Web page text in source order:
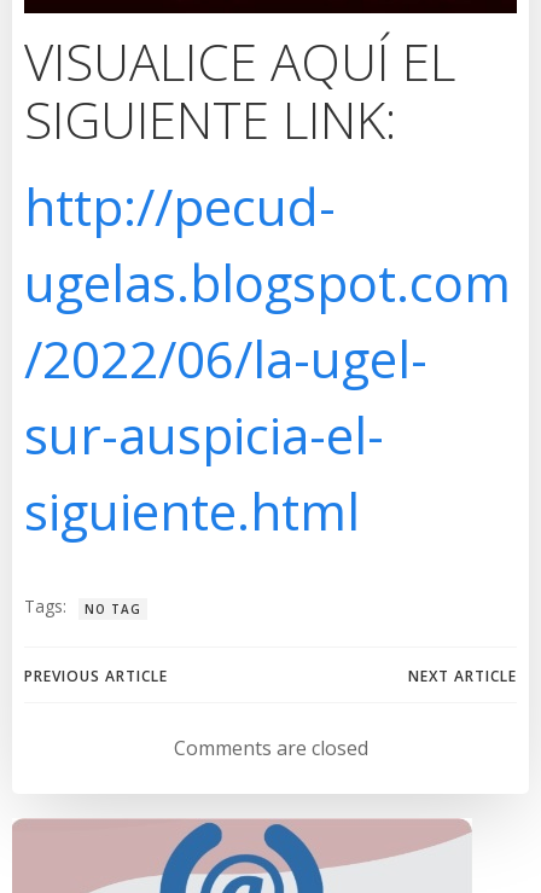
VISUALICE AQUÍ EL
SIGUIENTE LINK:
http://pecud-
ugelas.blogspot.com
/2022/06/la-ugel-
sur-auspicia-el-
siguiente.html
Tags: NO TAG
Navegación
entradas
PREVIOUS ARTICLE
Navegación
de
entradas
NEXT ARTICLE
Comments are closed